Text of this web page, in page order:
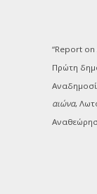
“Report on
Πρώτη
αιώνα,